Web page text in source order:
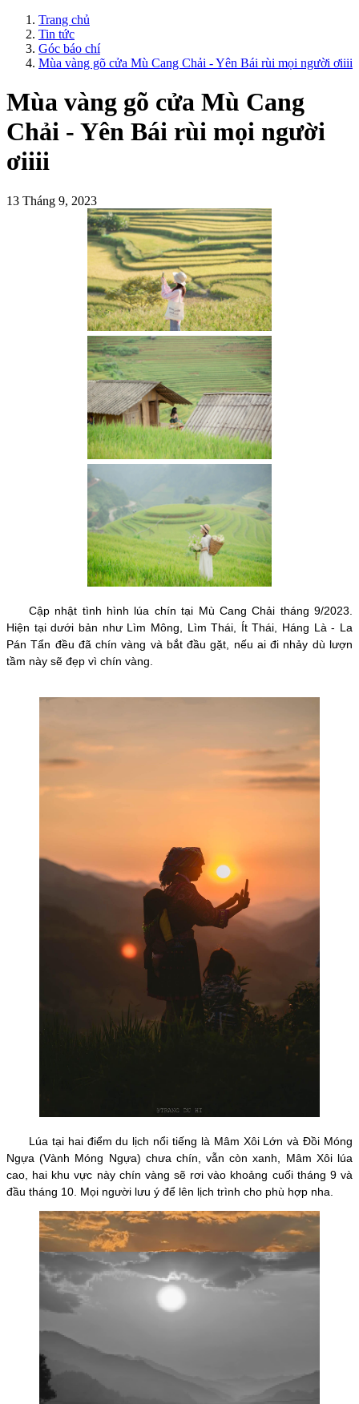
Trang chủ
Tin tức
Góc báo chí
Mùa vàng gõ cửa Mù Cang Chải - Yên Bái rùi mọi người ơiiii
Mùa vàng gõ cửa Mù Cang
Chải - Yên Bái rùi mọi người
ơiiii
13 Tháng 9, 2023
Cập nhật tình hình lúa chín tại Mù Cang Chải tháng 9/2023.
Hiện tại dưới bản như Lìm Mông, Lìm Thái, Ít Thái, Háng Là - La
Pán Tẩn đều đã chín vàng và bắt đầu gặt, nếu ai đi nhảy dù lượn
tầm này sẽ đẹp vì chín vàng.
Lúa tại hai điểm du lịch nổi tiếng là Mâm Xôi Lớn và Đồi Móng
Ngựa (Vành Móng Ngựa) chưa chín, vẫn còn xanh, Mâm Xôi lúa
cao, hai khu vực này chín vàng sẽ rơi vào khoảng cuối tháng 9 và
đầu tháng 10. Mọi người lưu ý để lên lịch trình cho phù hợp nha.